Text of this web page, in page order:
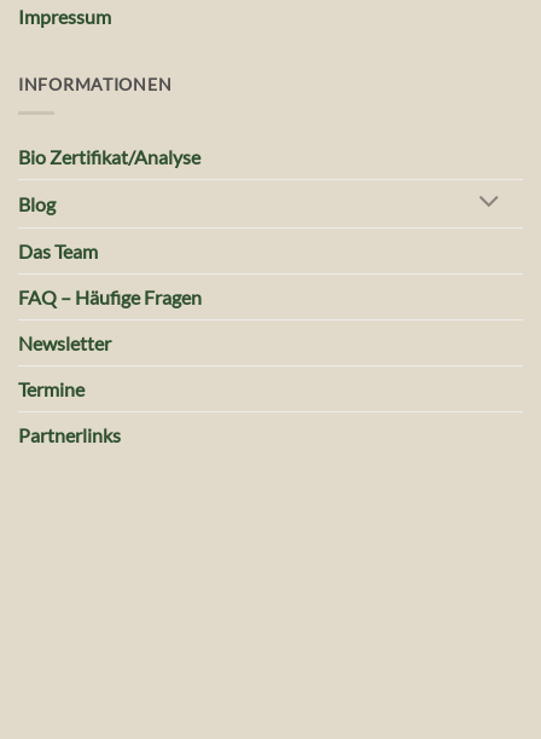
Impressum
INFORMATIONEN
Bio Zertifikat/Analyse
Blog
Das Team
FAQ – Häufige Fragen
Newsletter
Termine
Partnerlinks